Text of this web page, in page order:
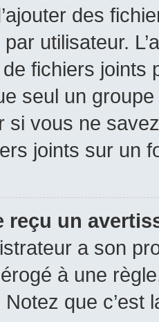
des
utilisateur.
de fichiers
seul un
si vous ne
joints sur un
reçu un
a son
à une
que c’est